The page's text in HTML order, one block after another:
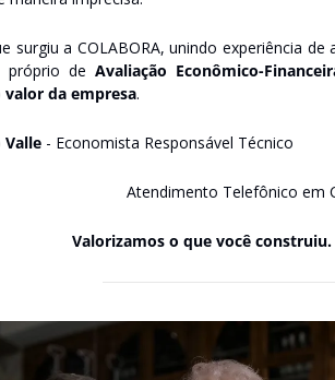
surgiu a COLABORA, unindo experiência
próprio de Avaliação Econômico-
da empresa.
Valle - Economista Responsável Técnico
Atendimento Telefônico em
Valorizamos o que você